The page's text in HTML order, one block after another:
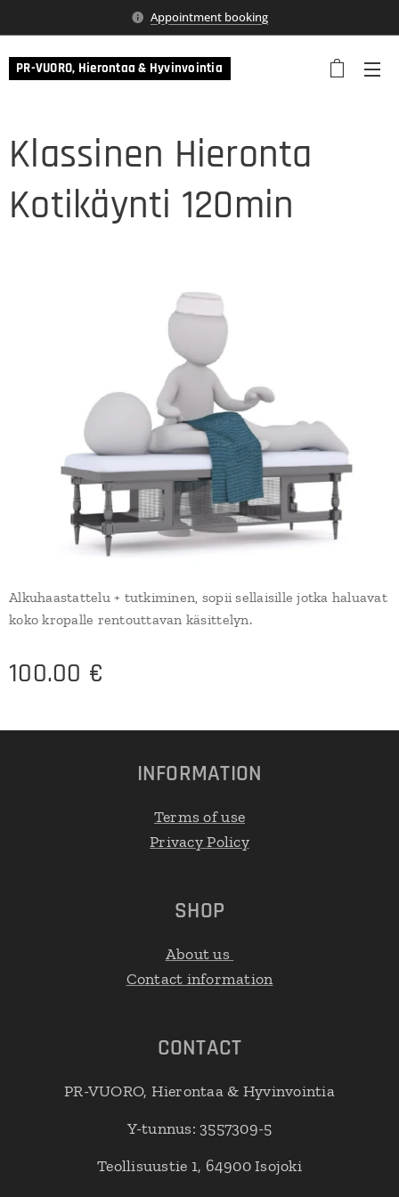
Appointment booking
PR-VUORO, Hierontaa & Hyvinvointia
Klassinen Hieronta
Kotikäynti 120min
Alkuhaastattelu + tutkiminen, sopii sellaisille jotka haluavat
koko kropalle rentouttavan käsittelyn.
100.00 €
INFORMATION
Terms of use
Privacy Policy
SHOP
About us
Contact information
CONTACT
PR-VUORO, Hierontaa & Hyvinvointia
Y-tunnus: 3557309-5
Teollisuustie 1, 64900 Isojoki